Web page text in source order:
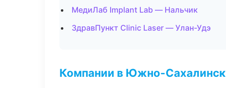
МедиЛаб Implant Lab — Нальчик
ЗдравПункт Clinic Laser — Улан-Удэ
Компании в Южно-Сахалинск